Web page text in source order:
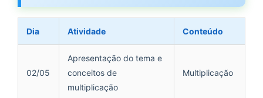
Dia Atividade Conteúdo
02/05
Apresentação do tema e
conceitos de
multiplicação
Multiplicação